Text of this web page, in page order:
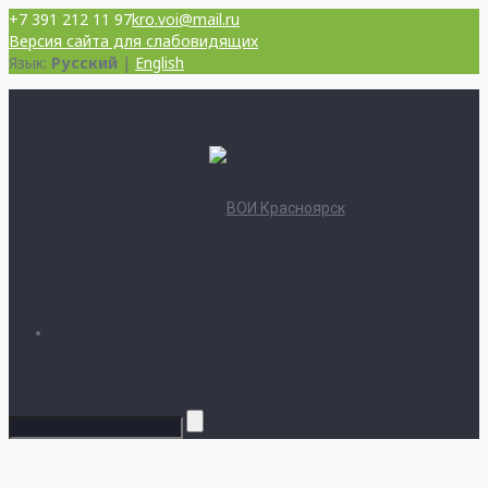
+7 391 212 11 97kro.voi@mail.ru
Версия сайта для слабовидящих
Язык: Русский | English